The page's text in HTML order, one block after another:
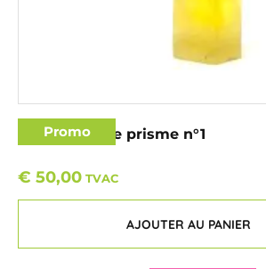
Promo
Fluorite jaune prisme n°1
€ 50,00 TVAC
AJOUTER AU PANIER